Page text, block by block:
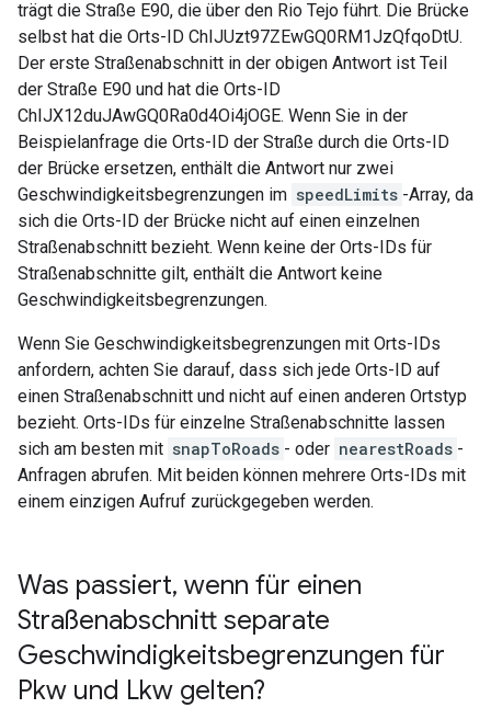
trägt die Straße E90, die über den Rio Tejo führt. Die Brücke
selbst hat die Orts-ID ChIJUzt97ZEwGQ0RM1JzQfqoDtU.
Der erste Straßenabschnitt in der obigen Antwort ist Teil
der Straße E90 und hat die Orts-ID
ChIJX12duJAwGQ0Ra0d4Oi4jOGE. Wenn Sie in der
Beispielanfrage die Orts-ID der Straße durch die Orts-ID
der Brücke ersetzen, enthält die Antwort nur zwei
Geschwindigkeitsbegrenzungen im speedLimits -Array, da
sich die Orts-ID der Brücke nicht auf einen einzelnen
Straßenabschnitt bezieht. Wenn keine der Orts-IDs für
Straßenabschnitte gilt, enthält die Antwort keine
Geschwindigkeitsbegrenzungen.
Wenn Sie Geschwindigkeitsbegrenzungen mit Orts-IDs
anfordern, achten Sie darauf, dass sich jede Orts-ID auf
einen Straßenabschnitt und nicht auf einen anderen Ortstyp
bezieht. Orts-IDs für einzelne Straßenabschnitte lassen
sich am besten mit snapToRoads - oder nearestRoads -
Anfragen abrufen. Mit beiden können mehrere Orts-IDs mit
einem einzigen Aufruf zurückgegeben werden.
Was passiert, wenn für einen
Straßenabschnitt separate
Geschwindigkeitsbegrenzungen für
Pkw und Lkw gelten?